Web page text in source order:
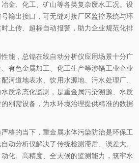
金、化工、矿山等各类复杂废水工况。设
输出接口，可无缝对接厂区监控系统与环
上传、超标自动报警，助力企业规范化排
，总镉在线自动分析仪应用场景十分广
有色金属加工、化工生产等涉镉工业企业
河道地表水、饮用水源地、污水处理厂、
质常态化监测，是重金属污染溯源、水质
刚需设备，为水环境治理提供精准的数据
的当下，重金属水体污染防治是环保工
动分析仪解决了传统检测滞后、误差大、
化、高精度、全天候的监测能力，筑牢水